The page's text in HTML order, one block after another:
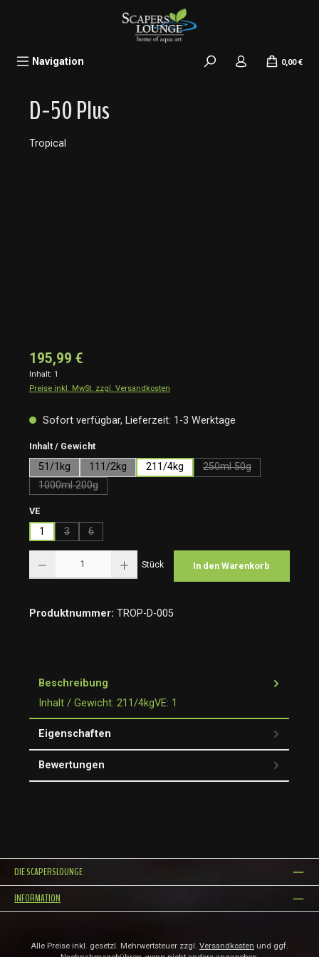
Navigation 0,00 €
D-50 Plus
Tropical
195,99 €
Inhalt: 1
Preise inkl. MwSt. zzgl. Versandkosten
Sofort verfügbar, Lieferzeit: 1-3 Werktage
Inhalt / Gewichtauswählen
51/1kg 111/2kg 211/4kg 250ml 50g(Diese Option ist
1000ml 200g(Diese Option ist zurzeit nicht verfügbar.)
VEauswählen
1 3(Diese Option ist zurzeit nicht verfügbar.)
6(Diese Option ist zurzeit nicht verfügbar.)
Stück In den Warenkorb
Produktnummer: TROP-D-005
Beschreibung
Inhalt / Gewicht: 211/4kgVE: 1
Eigenschaften
Bewertungen
DIE SCAPERSLOUNGE
INFORMATION
Alle Preise inkl. gesetzl. Mehrwertsteuer zzgl. Versandkosten und ggf.